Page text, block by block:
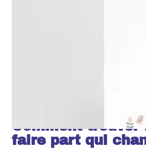
Comment trouver
faire part qui